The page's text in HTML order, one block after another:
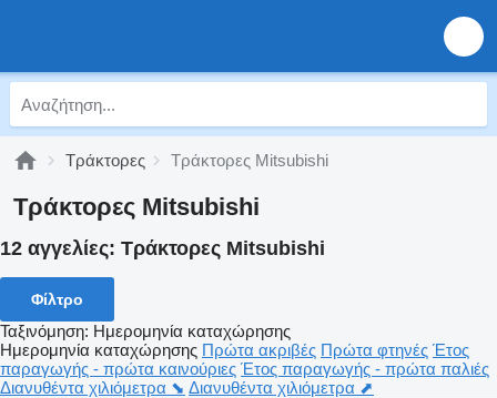
Τράκτορες Τράκτορες Mitsubishi
Τράκτορες Mitsubishi
12 αγγελίες: Τράκτορες Mitsubishi
Φίλτρο
Ταξινόμηση: Ημερομηνία καταχώρησης
Ημερομηνία καταχώρησης Πρώτα ακριβές Πρώτα φτηνές Έτος
παραγωγής - πρώτα καινούριες Έτος παραγωγής - πρώτα παλιές
Διανυθέντα χιλιόμετρα ⬊ Διανυθέντα χιλιόμετρα ⬈